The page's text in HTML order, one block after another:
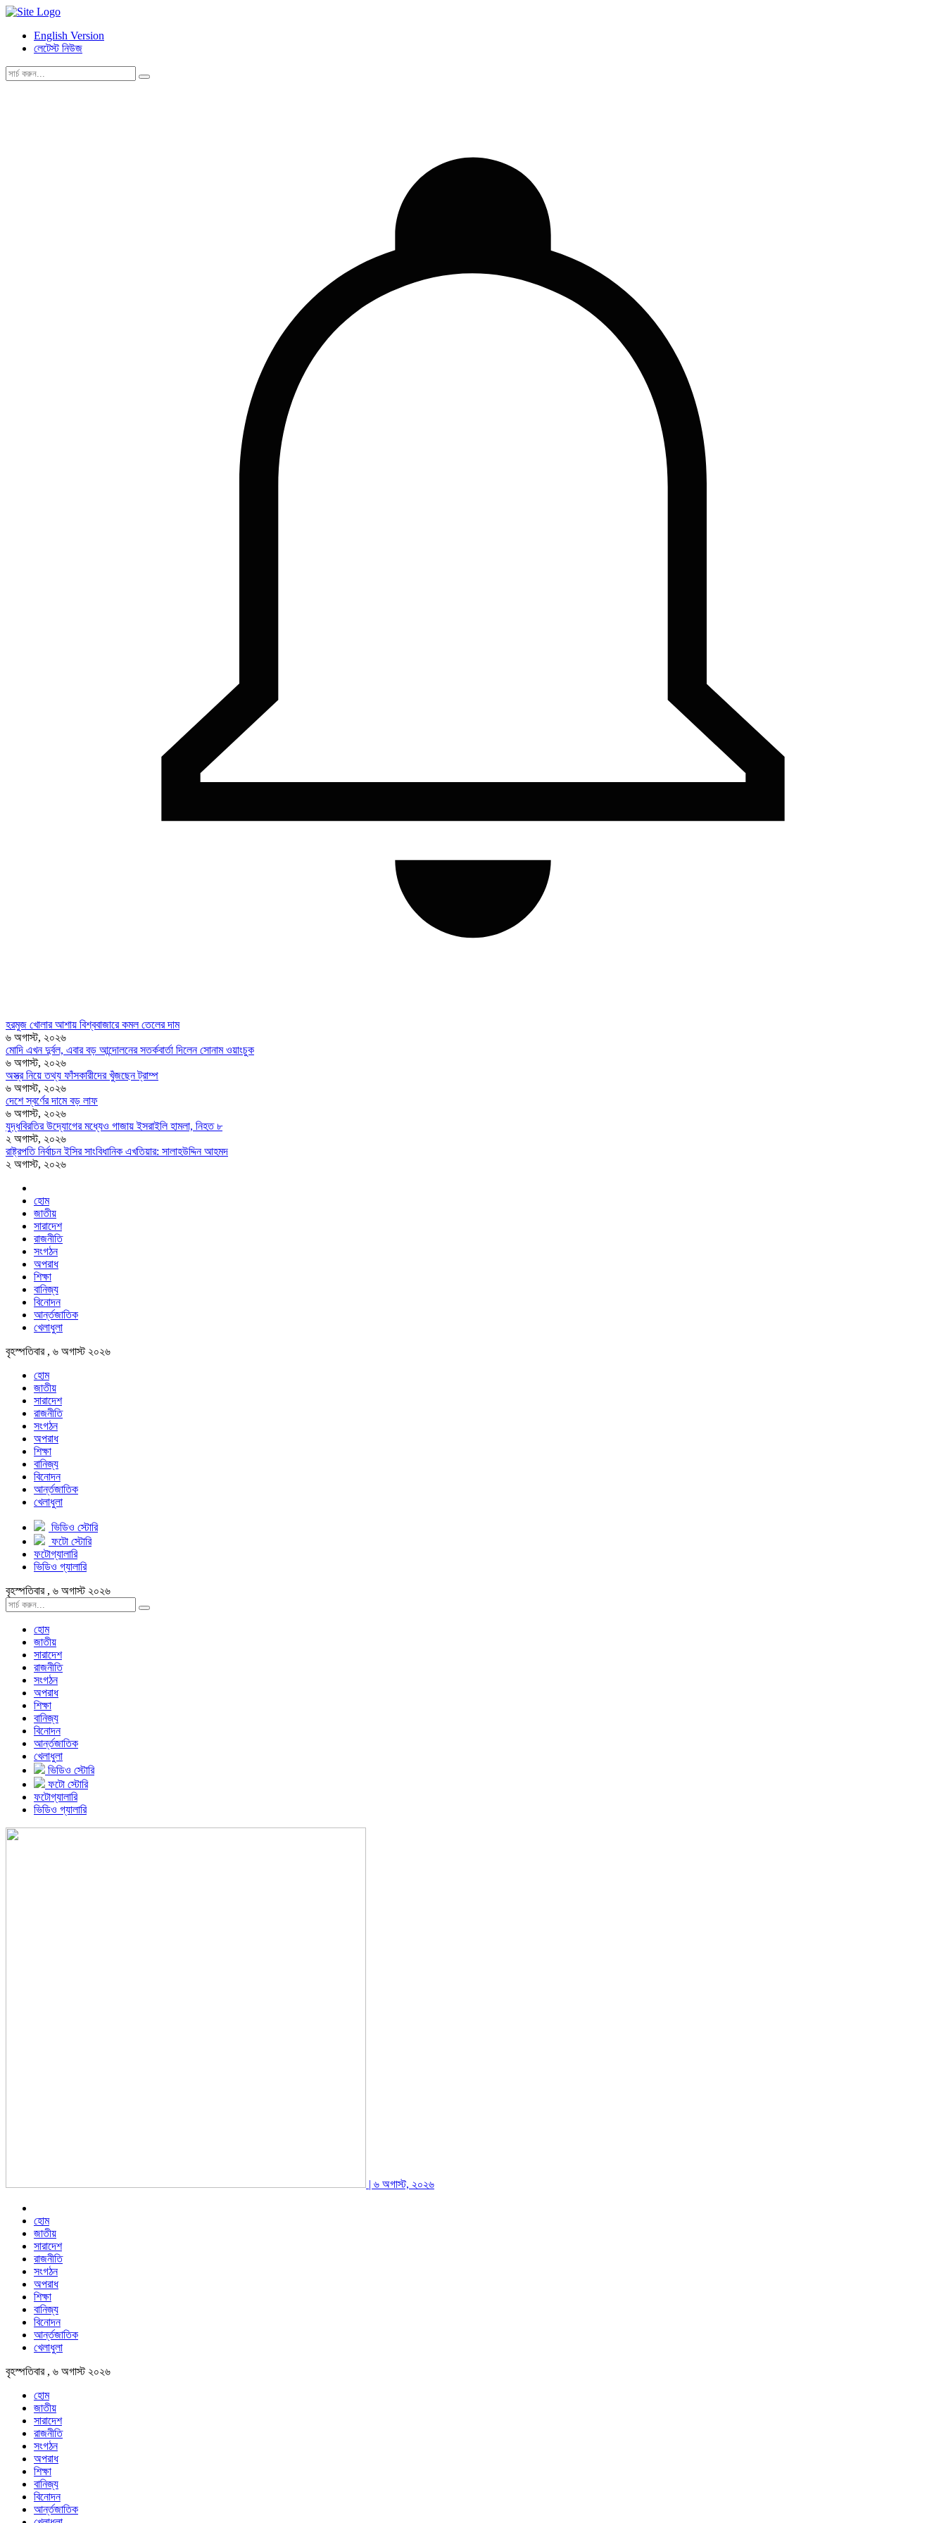
English Version
লেটেস্ট নিউজ
হরমুজ খোলার আশায় বিশ্ববাজারে কমল তেলের দাম
৬ অগাস্ট, ২০২৬
মোদি এখন দুর্বল, এবার বড় আন্দোলনের সতর্কবার্তা দিলেন সোনাম ওয়াংচুক
৬ অগাস্ট, ২০২৬
অস্ত্র নিয়ে তথ্য ফাঁসকারীদের খুঁজছেন ট্রাম্প
৬ অগাস্ট, ২০২৬
দেশে স্বর্ণের দামে বড় লাফ
৬ অগাস্ট, ২০২৬
যুদ্ধবিরতির উদ্যোগের মধ্যেও গাজায় ইসরাইলি হামলা, নিহত ৮
২ অগাস্ট, ২০২৬
রাষ্ট্রপতি নির্বাচন ইসির সাংবিধানিক এখতিয়ার: সালাহউদ্দিন আহমদ
২ অগাস্ট, ২০২৬
হোম
জাতীয়
সারাদেশ
রাজনীতি
সংগঠন
অপরাধ
শিক্ষা
বানিজ্য
বিনোদন
আর্ন্তজাতিক
খেলাধুলা
বৃহস্পতিবার , ৬ অগাস্ট ২০২৬
হোম
জাতীয়
সারাদেশ
রাজনীতি
সংগঠন
অপরাধ
শিক্ষা
বানিজ্য
বিনোদন
আর্ন্তজাতিক
খেলাধুলা
ভিডিও স্টোরি
ফটো স্টোরি
ফটোগ্যালারি
ভিডিও গ্যালারি
বৃহস্পতিবার , ৬ অগাস্ট ২০২৬
হোম
জাতীয়
সারাদেশ
রাজনীতি
সংগঠন
অপরাধ
শিক্ষা
বানিজ্য
বিনোদন
আর্ন্তজাতিক
খেলাধুলা
ভিডিও স্টোরি
ফটো স্টোরি
ফটোগ্যালারি
ভিডিও গ্যালারি
| ৬ অগাস্ট, ২০২৬
হোম
জাতীয়
সারাদেশ
রাজনীতি
সংগঠন
অপরাধ
শিক্ষা
বানিজ্য
বিনোদন
আর্ন্তজাতিক
খেলাধুলা
বৃহস্পতিবার , ৬ অগাস্ট ২০২৬
হোম
জাতীয়
সারাদেশ
রাজনীতি
সংগঠন
অপরাধ
শিক্ষা
বানিজ্য
বিনোদন
আর্ন্তজাতিক